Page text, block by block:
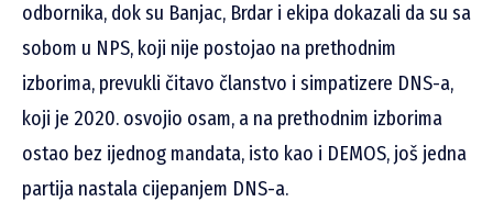
odbornika, dok su Banjac, Brdar i ekipa dokazali da su sa
sobom u NPS, koji nije postojao na prethodnim
izborima, prevukli čitavo članstvo i simpatizere DNS-a,
koji je 2020. osvojio osam, a na prethodnim izborima
ostao bez ijednog mandata, isto kao i DEMOS, još jedna
partija nastala cijepanjem DNS-a.